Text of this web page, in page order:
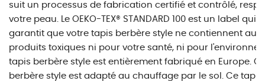
suit un processus de fabrication certifié et contrôlé,
votre peau. Le OEKO-TEX® STANDARD 100 est un label qui
garantit que votre tapis berbère style ne contiennent
produits toxiques ni pour votre santé, ni pour
tapis berbère style est entièrement fabriqué en Europe.
berbère style est adapté au chauffage par le sol. Ce tapis